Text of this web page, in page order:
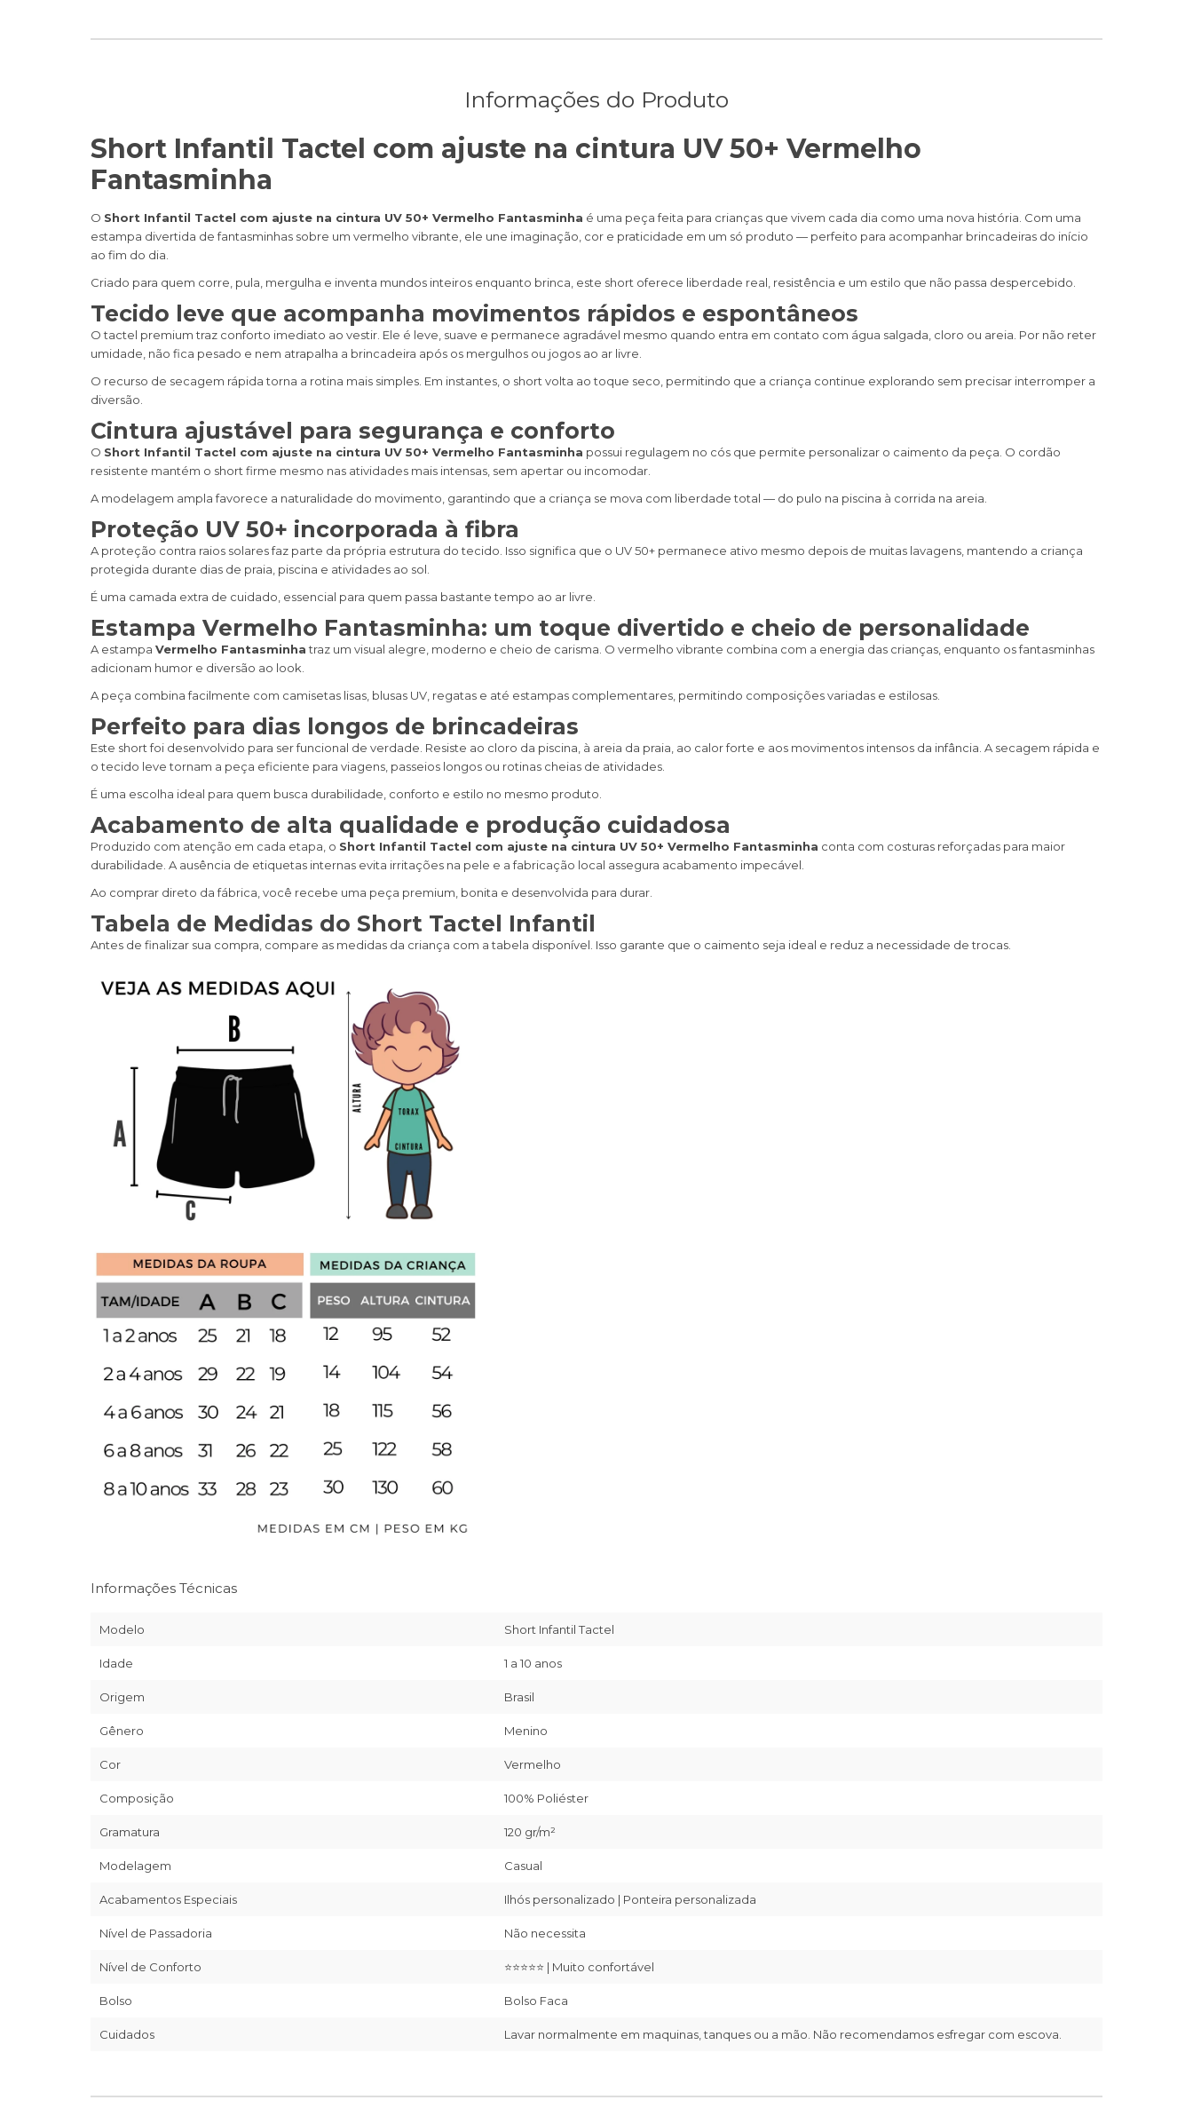
Informações do Produto
Short Infantil Tactel com ajuste na cintura UV 50+ Vermelho
Fantasminha
O Short Infantil Tactel com ajuste na cintura UV 50+ Vermelho Fantasminha é uma peça feita para crianças que vivem cada dia como uma nova história. Com uma
estampa divertida de fantasminhas sobre um vermelho vibrante, ele une imaginação, cor e praticidade em um só produto — perfeito para acompanhar brincadeiras do início
ao fim do dia.
Criado para quem corre, pula, mergulha e inventa mundos inteiros enquanto brinca, este short oferece liberdade real, resistência e um estilo que não passa despercebido.
Tecido leve que acompanha movimentos rápidos e espontâneos
O tactel premium traz conforto imediato ao vestir. Ele é leve, suave e permanece agradável mesmo quando entra em contato com água salgada, cloro ou areia. Por não reter
umidade, não fica pesado e nem atrapalha a brincadeira após os mergulhos ou jogos ao ar livre.
O recurso de secagem rápida torna a rotina mais simples. Em instantes, o short volta ao toque seco, permitindo que a criança continue explorando sem precisar interromper a
diversão.
Cintura ajustável para segurança e conforto
O Short Infantil Tactel com ajuste na cintura UV 50+ Vermelho Fantasminha possui regulagem no cós que permite personalizar o caimento da peça. O cordão
resistente mantém o short firme mesmo nas atividades mais intensas, sem apertar ou incomodar.
A modelagem ampla favorece a naturalidade do movimento, garantindo que a criança se mova com liberdade total — do pulo na piscina à corrida na areia.
Proteção UV 50+ incorporada à fibra
A proteção contra raios solares faz parte da própria estrutura do tecido. Isso significa que o UV 50+ permanece ativo mesmo depois de muitas lavagens, mantendo a criança
protegida durante dias de praia, piscina e atividades ao sol.
É uma camada extra de cuidado, essencial para quem passa bastante tempo ao ar livre.
Estampa Vermelho Fantasminha: um toque divertido e cheio de personalidade
A estampa Vermelho Fantasminhatraz um visual alegre, moderno e cheio de carisma. O vermelho vibrante combina com a energia das crianças, enquanto os fantasminhas
adicionam humor e diversão ao look.
A peça combina facilmente com camisetas lisas, blusas UV, regatas e até estampas complementares, permitindo composições variadas e estilosas.
Perfeito para dias longos de brincadeiras
Este short foi desenvolvido para ser funcional de verdade. Resiste ao cloro da piscina, à areia da praia, ao calor forte e aos movimentos intensos da infância. A secagem rápida e
o tecido leve tornam a peça eficiente para viagens, passeios longos ou rotinas cheias de atividades.
É uma escolha ideal para quem busca durabilidade, conforto e estilo no mesmo produto.
Acabamento de alta qualidade e produção cuidadosa
Produzido com atenção em cada etapa, o Short Infantil Tactel com ajuste na cintura UV 50+ Vermelho Fantasminha conta com costuras reforçadas para maior
durabilidade. A ausência de etiquetas internas evita irritações na pele e a fabricação local assegura acabamento impecável.
Ao comprar direto da fábrica, você recebe uma peça premium, bonita e desenvolvida para durar.
Tabela de Medidas do Short Tactel Infantil
Antes de finalizar sua compra, compare as medidas da criança com a tabela disponível. Isso garante que o caimento seja ideal e reduz a necessidade de trocas.
Informações Técnicas
Modelo Short Infantil Tactel
Idade 1 a 10 anos
Origem Brasil
Gênero Menino
Cor Vermelho
Composição 100% Poliéster
Gramatura 120 gr/m²
Modelagem Casual
Acabamentos Especiais Ilhós personalizado | Ponteira personalizada
Nível de Passadoria Não necessita
Nível de Conforto ⭐⭐⭐⭐⭐ | Muito confortável
Bolso Bolso Faca
Cuidados Lavar normalmente em maquinas, tanques ou a mão. Não recomendamos esfregar com escova.